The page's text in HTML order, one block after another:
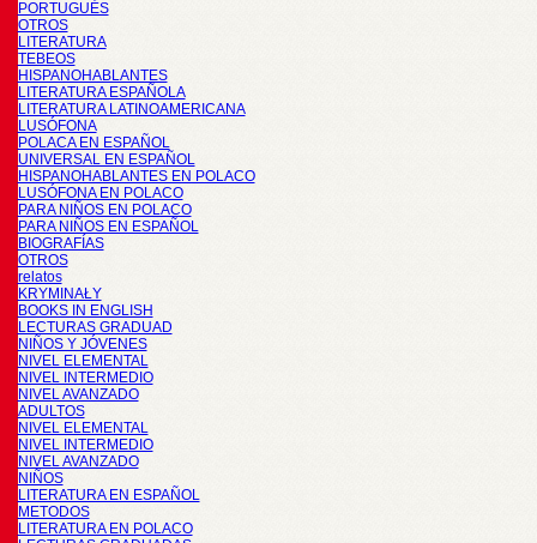
PORTUGUÉS
OTROS
LITERATURA
TEBEOS
HISPANOHABLANTES
LITERATURA ESPAÑOLA
LITERATURA LATINOAMERICANA
LUSÓFONA
POLACA EN ESPAÑOL
UNIVERSAL EN ESPAÑOL
HISPANOHABLANTES EN POLACO
LUSÓFONA EN POLACO
PARA NIÑOS EN POLACO
PARA NIÑOS EN ESPAÑOL
BIOGRAFÍAS
OTROS
relatos
KRYMINAŁY
BOOKS IN ENGLISH
LECTURAS GRADUAD
NIÑOS Y JÓVENES
NIVEL ELEMENTAL
NIVEL INTERMEDIO
NIVEL AVANZADO
ADULTOS
NIVEL ELEMENTAL
NIVEL INTERMEDIO
NIVEL AVANZADO
NIÑOS
LITERATURA EN ESPAÑOL
METODOS
LITERATURA EN POLACO